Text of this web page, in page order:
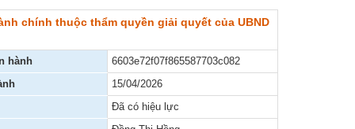
chính thuộc thẩm quyền giải quyết của UBND
hành
6603e72f07f865587703c082
15/04/2026
Đã có hiệu lực